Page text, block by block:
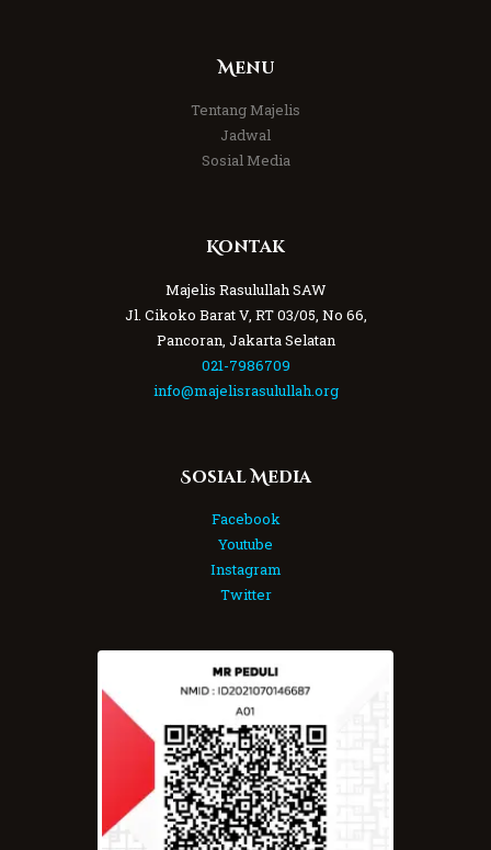
Menu
Tentang Majelis
Jadwal
Sosial Media
Kontak
Majelis Rasulullah SAW
Jl. Cikoko Barat V, RT 03/05, No 66,
Pancoran, Jakarta Selatan
021-7986709
info@majelisrasulullah.org
Sosial Media
Facebook
Youtube
Instagram
Twitter